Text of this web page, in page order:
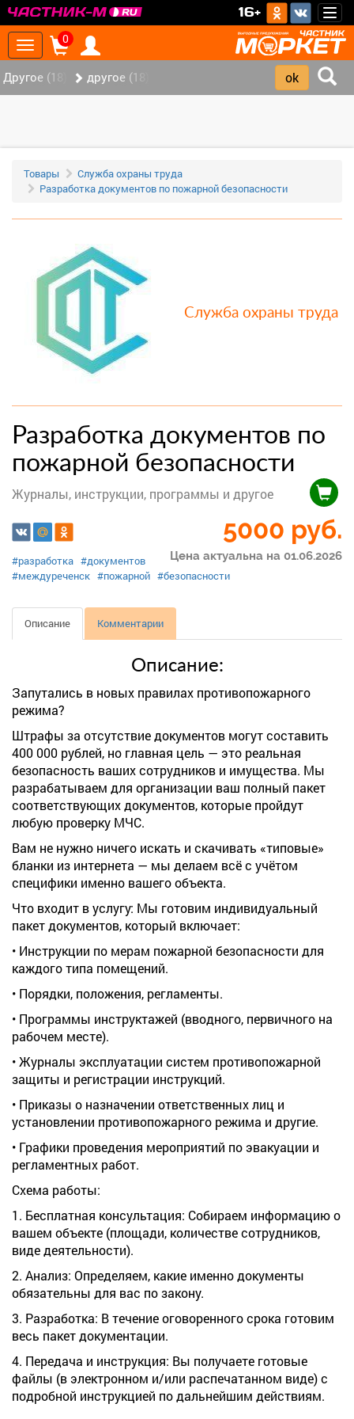
16+
Toggle
navigation
0
Другое (18) другое (18)
Товары
Служба охраны труда
Разработка документов по пожарной безопасности
Служба охраны труда
Разработка документов по
пожарной безопасности
Журналы, инструкции, программы и другое
5000 руб.
Цена актуальна на 01.06.2026
#разработка #документов
#междуреченск #пожарной #безопасности
Описание Комментарии
Описание:
Запутались в новых правилах противопожарного
режима?
Штрафы за отсутствие документов могут составить
400 000 рублей, но главная цель — это реальная
безопасность ваших сотрудников и имущества. Мы
разрабатываем для организации ваш полный пакет
соответствующих документов, которые пройдут
любую проверку МЧС.
Вам не нужно ничего искать и скачивать «типовые»
бланки из интернета — мы делаем всё с учётом
специфики именно вашего объекта.
Что входит в услугу: Мы готовим индивидуальный
пакет документов, который включает:
• Инструкции по мерам пожарной безопасности для
каждого типа помещений.
• Порядки, положения, регламенты.
• Программы инструктажей (вводного, первичного на
рабочем месте).
• Журналы эксплуатации систем противопожарной
защиты и регистрации инструкций.
• Приказы о назначении ответственных лиц и
установлении противопожарного режима и другие.
• Графики проведения мероприятий по эвакуации и
регламентных работ.
Схема работы:
1. Бесплатная консультация: Собираем информацию о
вашем объекте (площади, количестве сотрудников,
виде деятельности).
2. Анализ: Определяем, какие именно документы
обязательны для вас по закону.
3. Разработка: В течение оговоренного срока готовим
весь пакет документации.
4. Передача и инструкция: Вы получаете готовые
файлы (в электронном и/или распечатанном виде) с
подробной инструкцией по дальнейшим действиям.